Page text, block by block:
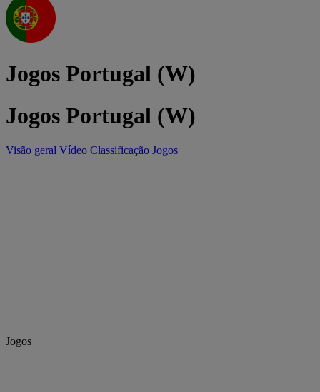
Jogos Portugal (W)
Jogos Portugal (W)
Visão geral Vídeo Classificação Jogos
Jogos